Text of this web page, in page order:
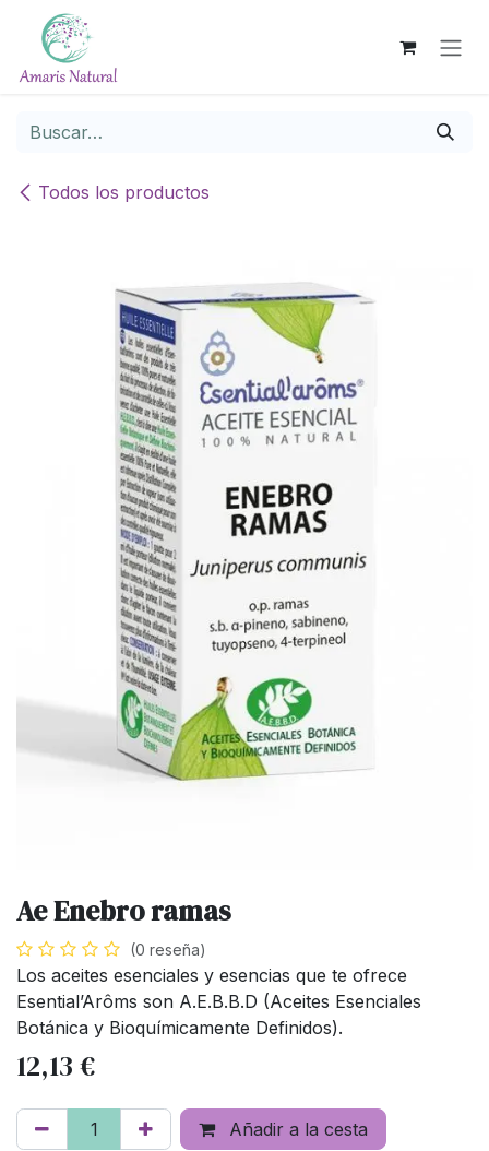
Ir al contenido
Todos los productos
Ae Enebro ramas
(0 reseña)
Los aceites esenciales y esencias que te ofrece
Esential’Arôms son A.E.B.B.D (Aceites Esenciales
Botánica y Bioquímicamente Definidos).
12,13 €
Añadir a la cesta